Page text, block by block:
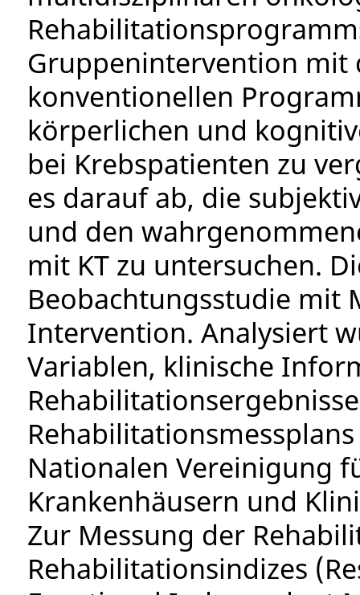
Gruppenintervention mit
konventionellen
körperlichen und
bei Krebspatienten zu
es darauf ab, die
und den
mit KT zu untersuchen.
Beobachtungsstudie mit
Intervention. Analysiert
Variablen, klinische
Nationalen Vereinigung
Krankenhäusern und
Zur Messung der
Rehabilitationsindizes